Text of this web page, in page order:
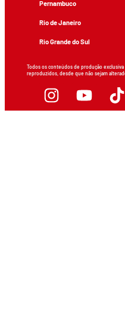
Pernambuco
Rio de Janeiro
Rio Grande do Sul
Todos os conteúdos de produção
reproduzidos, desde que não sejam